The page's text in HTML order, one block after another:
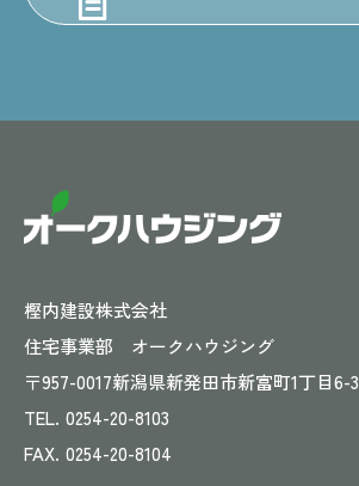
樫内建設株式会社
住宅事業部 オークハウジング
〒957-0017新潟県新発田市新富町1丁目6-3
TEL. 0254-20-8103
FAX. 0254-20-8104